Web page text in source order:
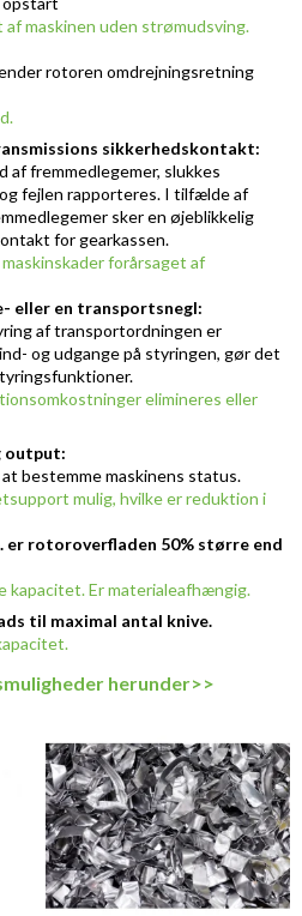
maskinen uden strømudsving.
rotoren omdrejningsretning
sikkerhedskontakt:
af fremmedlegemer, slukkes
fejlen rapporteres. I tilfælde af
sker en øjeblikkelig
for gearkassen.
forårsaget af
eller en transportsnegl:
af transportordningen er
og udgange på styringen, gør det
elimineres eller
output:
bestemme maskinens status.
mulig, hvilke er reduktion i
rotoroverfladen 50% større end
kapacitet. Er materialeafhængig.
til maximal antal knive.
herunder>>